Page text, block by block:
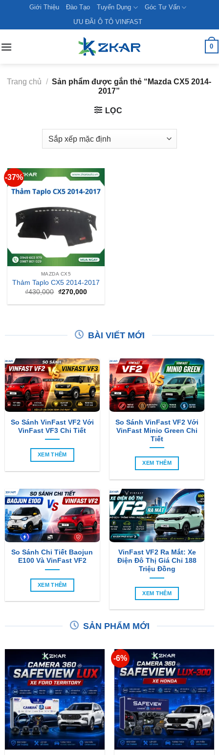
content
Giới Thiệu Đào Tạo Tuyển Dụng
Góc Tư Vấn
ƯU ĐÃI Ô TÔ VINFAST
0
Trang chủ / Sản phẩm được gắn thẻ “Mazda CX5 2014-
2017”
LỌC
-37%
MAZDA CX5
Thảm Taplo CX5 2014-2017
₫430,000 Giá
là:
₫270,000Giá
tại
BÀI VIẾT MỚI
So Sánh VinFast VF2 Với
VinFast VF3 Chi Tiết
XEM THÊM
So Sánh VinFast VF2 Với
VinFast Minio Green Chi
Tiết
XEM THÊM
So Sánh Chi Tiết Baojun
E100 Và VinFast VF2
XEM THÊM
VinFast VF2 Ra Mắt: Xe
Điện Đô Thị Giá Chỉ 188
Triệu Đồng
XEM THÊM
SẢN PHẨM MỚI
-6%